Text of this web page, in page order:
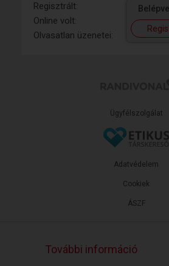
Regisztrált:
Online volt:
Olvasatlan üzenetei:
Ügyfélszolgálat
ÁSZF
Adatvédelem
Cookiek
További információ